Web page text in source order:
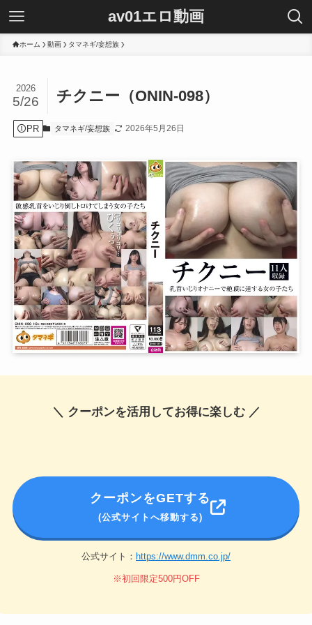
av01エロ動画
ホーム 動画 タマネギ/妄想族
チクニー（ONIN-098）
2026
5/26
PR タマネギ/妄想族 2026年5月26日
＼ クーポンを活用してお得に楽しむ ／
クーポンをGETする
(公式サイトへ移動する)
公式サイト： https://www.dmm.co.jp/
※初回限定500円OFF